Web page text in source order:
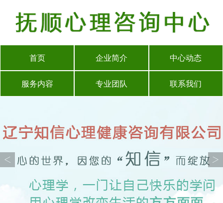
首页 企业简介 中心动态
服务内容 专业团队 联系我们